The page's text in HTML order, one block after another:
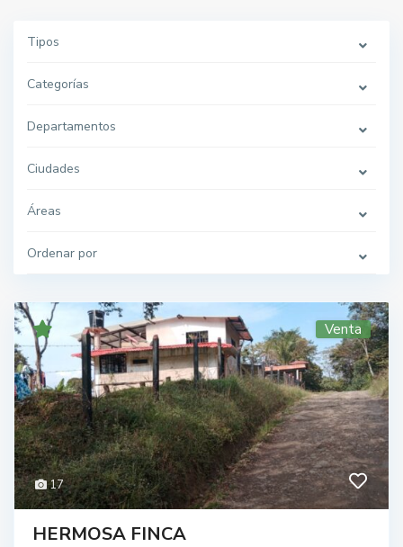
Tipos
Categorías
Departamentos
Ciudades
Áreas
Ordenar por
17
Venta
HERMOSA FINCA